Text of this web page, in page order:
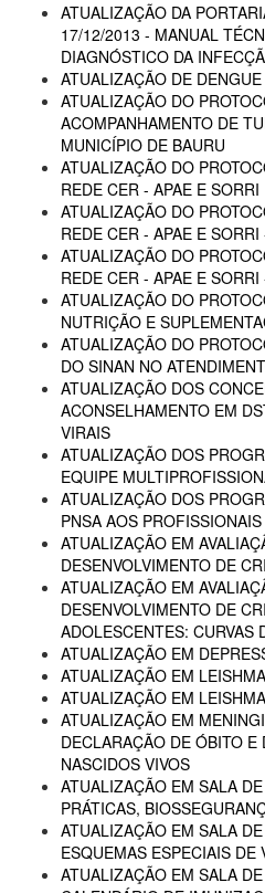
ATUALIZAÇÃO DA
17/12/2013 - MANUAL
DIAGNÓSTICO DA
ATUALIZAÇÃO DE DENGUE
ATUALIZAÇÃO DO
ACOMPANHAMENTO DE
MUNICÍPIO DE BAURU
ATUALIZAÇÃO DO
REDE CER - APAE E SORRI
ATUALIZAÇÃO DO
REDE CER - APAE E
ATUALIZAÇÃO DO
REDE CER - APAE E
ATUALIZAÇÃO DO
NUTRIÇÃO E
ATUALIZAÇÃO DO
DO SINAN NO
ATUALIZAÇÃO DOS
ACONSELHAMENTO EM
VIRAIS
ATUALIZAÇÃO DOS
EQUIPE
ATUALIZAÇÃO DOS
PNSA AOS
ATUALIZAÇÃO EM
DESENVOLVIMENTO DE
ATUALIZAÇÃO EM
DESENVOLVIMENTO DE
ADOLESCENTES: CURVAS
ATUALIZAÇÃO EM
ATUALIZAÇÃO EM
ATUALIZAÇÃO EM
ATUALIZAÇÃO EM
DECLARAÇÃO DE ÓBITO E
NASCIDOS VIVOS
ATUALIZAÇÃO EM SALA
PRÁTICAS,
ATUALIZAÇÃO EM SALA
ESQUEMAS ESPECIAIS DE
ATUALIZAÇÃO EM SALA